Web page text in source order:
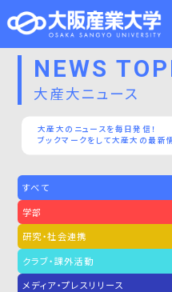
NEWS
大産大ニュース
大産大のニュースを毎日発信！
ブックマークをして大産大の最新情
すべて
学部
研究・社会連携
クラブ・課外活動
メディア・プレスリリース